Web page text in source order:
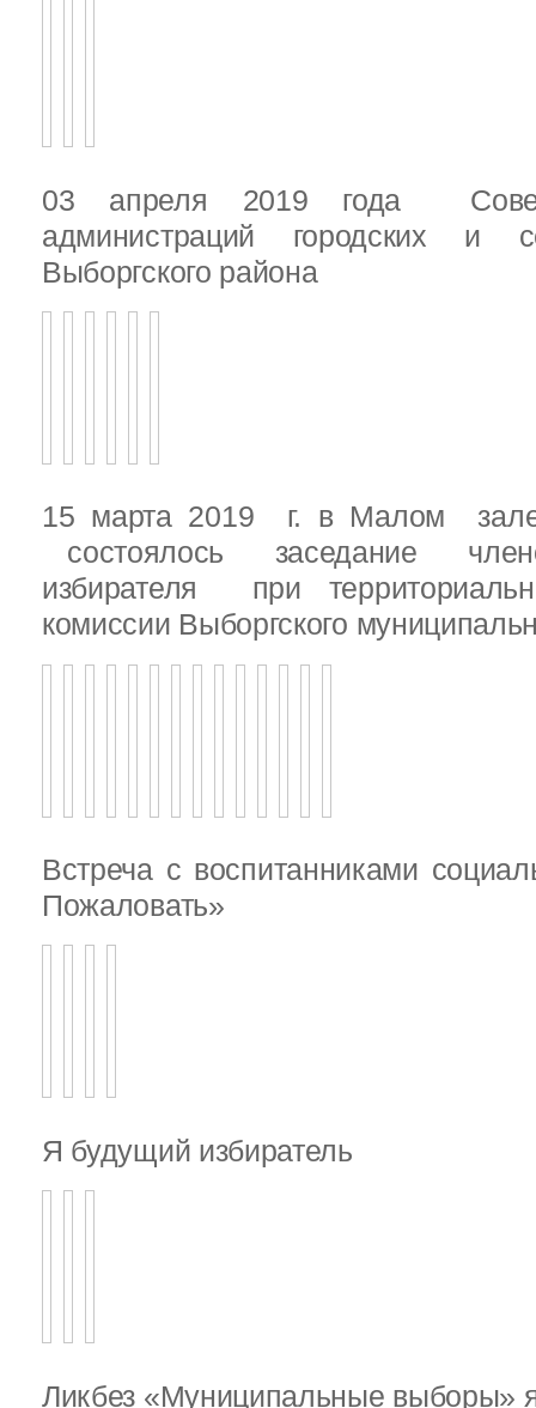
03 апреля 2019 года
администраций городских и
Выборгского района
15 марта 2019 г. в Малом
состоялось заседание
избирателя при
комиссии Выборгского
Встреча с воспитанниками
Пожаловать»
Я будущий избиратель
Ликбез «Муниципальные выборы»